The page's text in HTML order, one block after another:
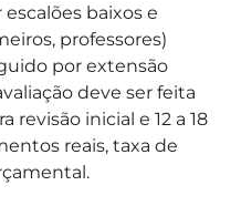
baixos e
professores)
por extensão
deve ser feita
revisão inicial e 12 a 18
reais, taxa de